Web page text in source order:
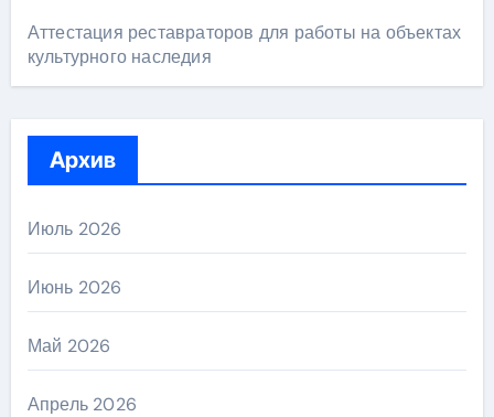
Аттестация реставраторов для работы на объектах
культурного наследия
Архив
Июль 2026
Июнь 2026
Май 2026
Апрель 2026